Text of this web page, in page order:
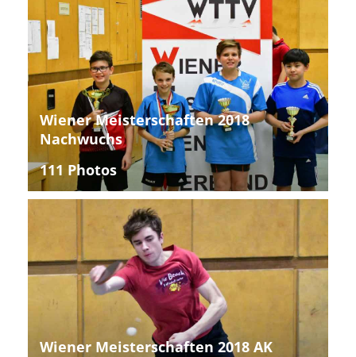
Wiener Meisterschaften 2018
Nachwuchs
111 Photos
Wiener Meisterschaften 2018 AK